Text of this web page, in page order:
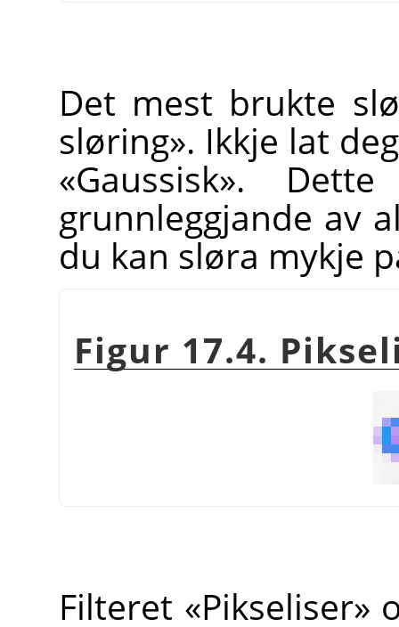
Det mest brukte
sløring». Ikkje lat
«Gaussisk».
grunnleggjande av
du kan sløra mykje
Figur 17.4.
Filteret